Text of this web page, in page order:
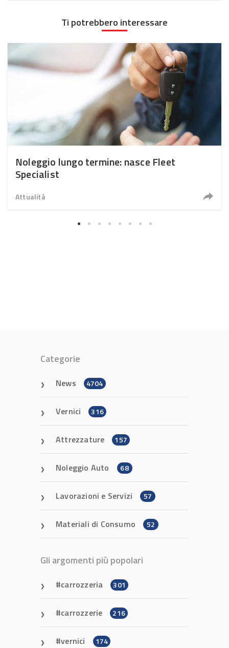
Ti potrebbero interessare
Noleggio lungo termine: nasce Fleet
Specialist
Attualità
Categorie
News 4704
Vernici 316
Attrezzature 157
Noleggio Auto 68
Lavorazioni e Servizi 57
Materiali di Consumo 52
Gli argomenti più popolari
carrozzeria 301
carrozzerie 216
vernici 174